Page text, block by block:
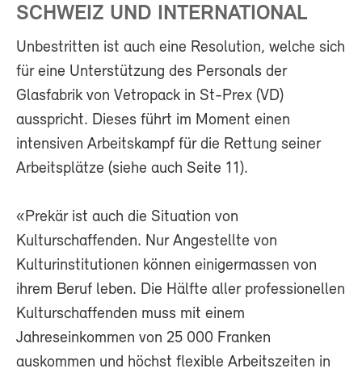
SCHWEIZ UND INTERNATIONAL
Unbestritten ist auch eine Resolution, welche sich
für eine Unterstützung des Personals der
Glasfabrik von Vetropack in St-Prex (VD)
ausspricht. Dieses führt im Moment einen
intensiven Arbeitskampf für die Rettung seiner
Arbeitsplätze (siehe auch Seite 11).
«Prekär ist auch die Situation von
Kulturschaffenden. Nur Angestellte von
Kulturinstitutionen können einigermassen von
ihrem Beruf leben. Die Hälfte aller professionellen
Kulturschaffenden muss mit einem
Jahreseinkommen von 25 000 Franken
auskommen und höchst flexible Arbeitszeiten in